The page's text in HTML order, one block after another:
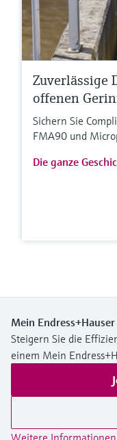
Zuverlässige
offenen
Sichern Sie
FMA90 und
Die ganze
Mein Endress+Hauser
Steigern Sie die
einem Mein